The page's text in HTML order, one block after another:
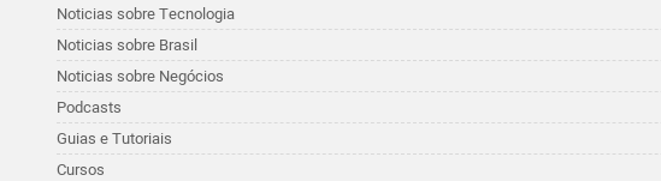
Noticias sobre Tecnologia
Noticias sobre Brasil
Noticias sobre Negócios
Podcasts
Guias e Tutoriais
Cursos